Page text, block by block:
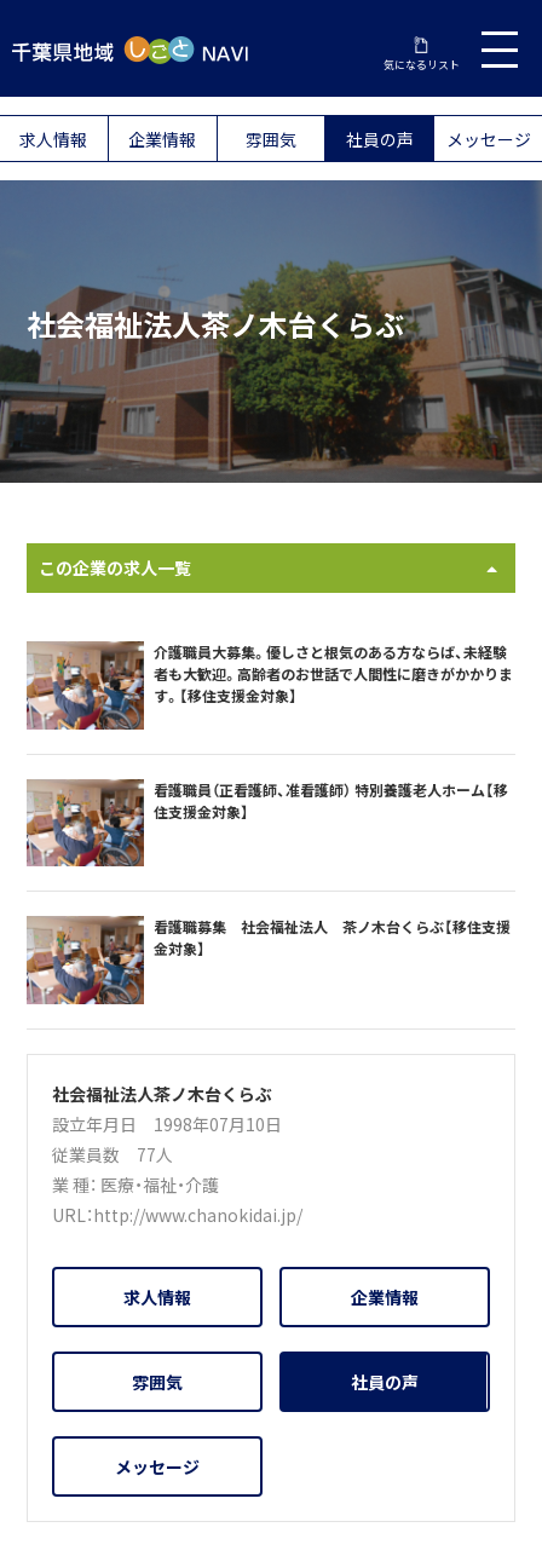
気になるリスト
求人情報 企業情報 雰囲気 社員の声 メッセージ
社会福祉法人茶ノ木台くらぶ
この企業の求人一覧
介護職員大募集。優しさと根気のある方ならば、未経験
者も大歓迎。高齢者のお世話で人間性に磨きがかかりま
す。【移住支援金対象】
看護職員（正看護師、准看護師） 特別養護老人ホーム【移
住支援金対象】
看護職募集 社会福祉法人 茶ノ木台くらぶ【移住支援
金対象】
社会福祉法人茶ノ木台くらぶ
設立年月日 1998年07月10日
従業員数 77人
業 種： 医療・福祉・介護
URL：http://www.chanokidai.jp/
求人情報 企業情報
雰囲気 社員の声
メッセージ